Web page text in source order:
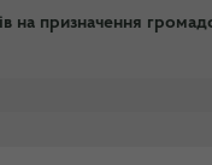
на призначення